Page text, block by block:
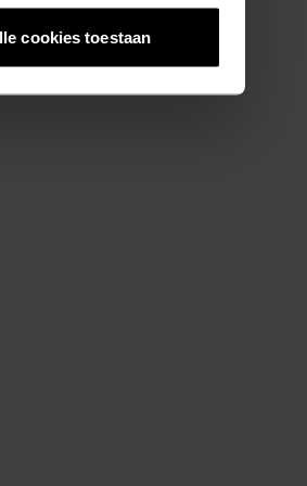
cookies toestaan